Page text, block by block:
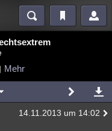
Videos
Mystery Kriminalfälle
Mehr
14.11.2013 um 14:02